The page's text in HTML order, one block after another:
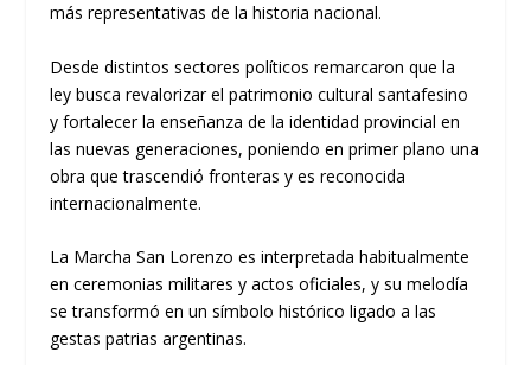
más representativas de la historia nacional.
Desde distintos sectores políticos remarcaron que la
ley busca revalorizar el patrimonio cultural santafesino
y fortalecer la enseñanza de la identidad provincial en
las nuevas generaciones, poniendo en primer plano una
obra que trascendió fronteras y es reconocida
internacionalmente.
La Marcha San Lorenzo es interpretada habitualmente
en ceremonias militares y actos oficiales, y su melodía
se transformó en un símbolo histórico ligado a las
gestas patrias argentinas.